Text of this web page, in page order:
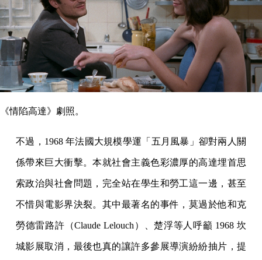
《情陷高達》劇照。
不過，1968 年法國大規模學運「五月風暴」卻對兩人關
係帶來巨大衝擊。本就社會主義色彩濃厚的高達埋首思
索政治與社會問題，完全站在學生和勞工這一邊，甚至
不惜與電影界決裂。其中最著名的事件，莫過於他和克
勞德雷路許（Claude Lelouch）、楚浮等人呼籲 1968 坎
城影展取消，最後也真的讓許多參展導演紛紛抽片，提